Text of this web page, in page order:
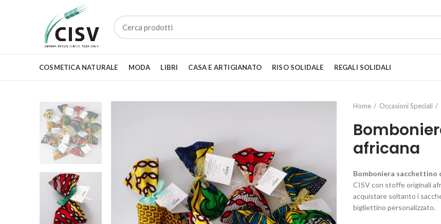
COSMETICA NATURALE MODA LIBRI CASA E ARTIGIANATO RISO SOLIDALE REGALI SOLIDALI
Home Occasioni Speciali
africana
Bomboniera sacchettino
CISV con stoffe originali
acquistare soltanto i
bigliettino personalizzato.